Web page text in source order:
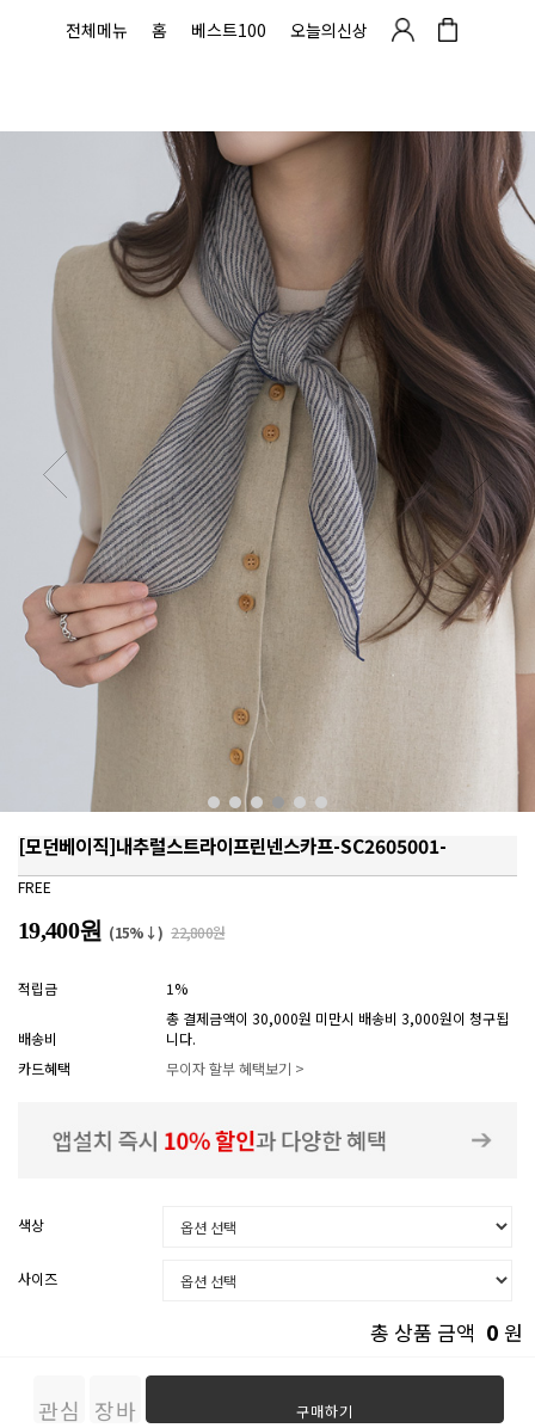
전체메뉴 홈 베스트100 오늘의신상
[모던베이직]내추럴스트라이프린넨스카프-SC2605001-
FREE
19,400원 (15%↓) 22,800원
적립금 1%
배송비
총 결제금액이 30,000원 미만시 배송비 3,000원이 청구됩
니다.
카드혜택
무이자 할부 혜택보기 >
색상
사이즈
총 상품 금액 0 원
관심
장바
구매하기